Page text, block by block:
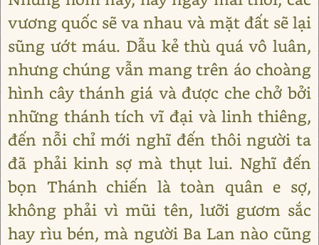
vương quốc sẽ va nhau và mặt đất sẽ lại
sũng ướt máu. Dẫu kẻ thù quá vô luân,
nhưng chúng vẫn mang trên áo choàng
hình cây thánh giá và được che chở bởi
những thánh tích vĩ đại và linh thiêng,
đến nỗi chỉ mới nghĩ đến thôi người ta
đã phải kinh sợ mà thụt lui. Nghĩ đến
bọn Thánh chiến là toàn quân e sợ,
không phải vì mũi tên, lưỡi gươm sắc
hay rìu bén, mà người Ba Lan nào cũng